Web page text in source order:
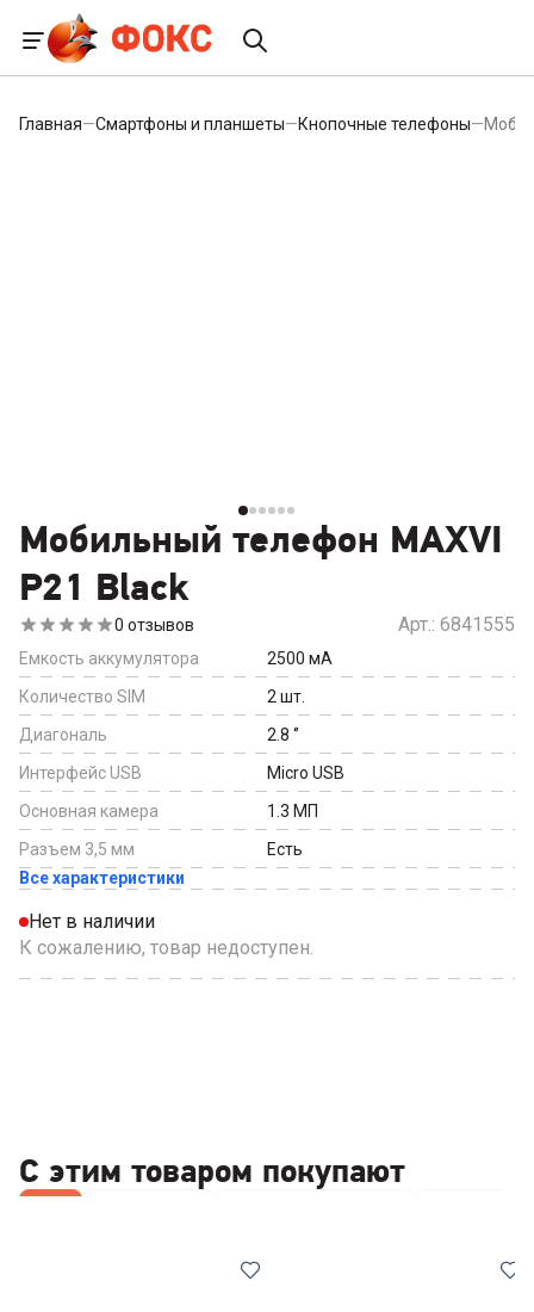
Главная—Смартфоны и планшеты—Кнопочные телефоны—
Мобильный телефон MAXVI
P21 Black
0 отзывов Арт.: 6841555
Емкость аккумулятора 2500 мА
Количество SIM
2 шт.
Диагональ
2.8 ‘’
Интерфейс USB
Micro USB
Основная камера
1.3 МП
Разъем 3,5 мм
Есть
Все характеристики
Нет в наличии
К сожалению, товар недоступен.
С этим товаром покупают